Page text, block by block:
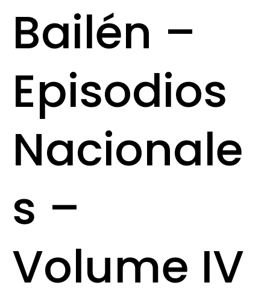
Bailén –
Episodios
Nacionale
s –
Volume IV